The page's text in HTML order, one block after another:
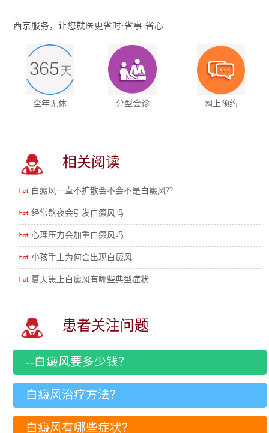
西京服务，让您就医更省时·省事·省心
全年无休 分型会诊 网上预约
相关阅读
白癜风一直不扩散会不会不是白癜风??
经常熬夜会引发白癜风吗
心理压力会加重白癜风吗
小孩手上为何会出现白癜风
夏天患上白癜风有哪些典型症状
患者关注问题
--白癜风要多少钱？
白癜风治疗方法？
白癜风有哪些症状？